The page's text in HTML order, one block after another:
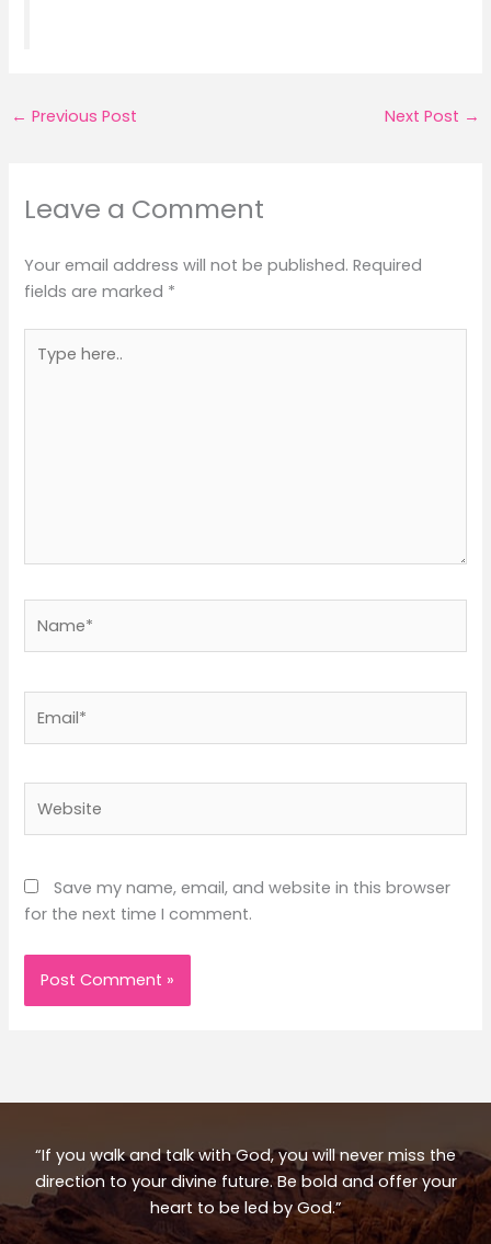
← Previous Post Next Post →
Leave a Comment
Your email address will not be published. Required
fields are marked *
here..
Save my name, email, and website in this browser
for the next time I comment.
“If you walk and talk with God, you will never miss the
direction to your divine future. Be bold and offer your
heart to be led by God.”